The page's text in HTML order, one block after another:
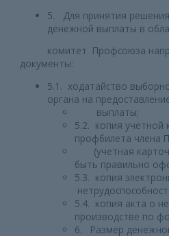
5. Для принятия
денежной выплаты в
комитет Профсоюза
документы:
5.1. ходатайство
органа на
выплаты;
5.2. копия учетной
профбилета члена
(учетная
быть правильно
5.3. копия
5.4. копия акта о
производстве по
6. Размер